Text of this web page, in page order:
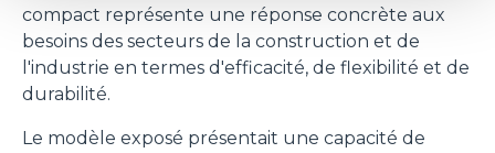
compact représente une réponse concrète aux
besoins des secteurs de la construction et de
l'industrie en termes d'efficacité, de flexibilité et de
durabilité.
Le modèle exposé présentait une capacité de